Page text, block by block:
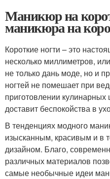
Маникюр на
маникюра на
Короткие ногти – это
несколько миллиметров,
не только дань моде, но и
ногтей не помешает при
приготовлении
доставит беспокойства в
В тенденциях модного
изысканным, красивым и в
дизайном. Благо,
различных материалов
самые необычные идеи